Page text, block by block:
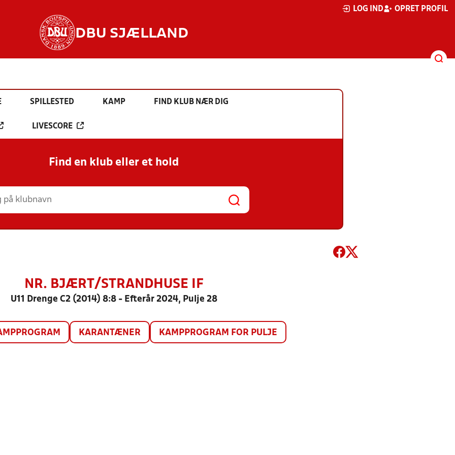
LOG IND OPRET PROFIL
DBU SJÆLLAND
SPILLESTED KAMP FIND KLUB NÆR DIG
LIVESCORE
Find en klub eller et hold
NR. BJÆRT/STRANDHUSE IF
U11 Drenge C2 (2014) 8:8 - Efterår 2024, Pulje 28
KARANTÆNER KAMPPROGRAM FOR PULJE